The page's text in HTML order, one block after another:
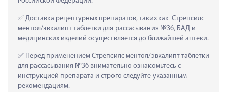
Доставка рецептурных препаратов, таких как  Стрепсилс
ментол/эвкалипт таблетки для рассасывания №36, БАД и
медицинских изделий осуществляется до ближайшей аптеки.
Перед применением Стрепсилс ментол/эвкалипт таблетки
для рассасывания №36 внимательно ознакомьтесь с
инструкцией препарата и строго следуйте указанным
рекомендациям.